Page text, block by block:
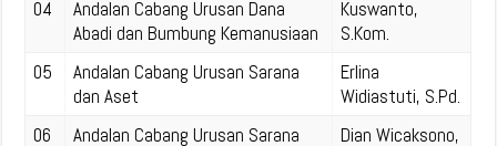
04
Andalan Cabang Urusan Dana
Abadi dan Bumbung Kemanusiaan
Kuswanto,
S.Kom.
05
Andalan Cabang Urusan Sarana
dan Aset
Erlina
Widiastuti, S.Pd.
06
Andalan Cabang Urusan Sarana
Dian Wicaksono,